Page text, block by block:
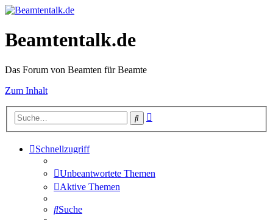
Beamtentalk.de
Das Forum von Beamten für Beamte
Zum Inhalt
Suche
Schnellzugriff
Unbeantwortete Themen
Aktive Themen
Suche